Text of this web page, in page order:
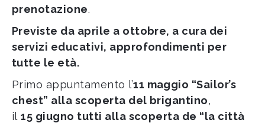
prenotazione.
Previste da aprile a ottobre, a cura dei
servizi educativi, approfondimenti per
tutte le età.
Primo appuntamento l’11 maggio “Sailor’s
chest” alla scoperta del brigantino,
il15 giugno tutti alla scoperta de “la città